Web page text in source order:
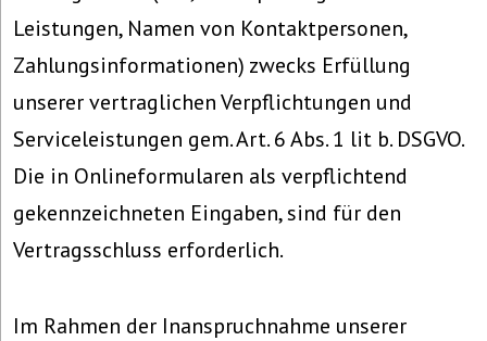
Leistungen, Namen von Kontaktpersonen,
Zahlungsinformationen) zwecks Erfüllung
unserer vertraglichen Verpflichtungen und
Serviceleistungen gem. Art. 6 Abs. 1 lit b. DSGVO.
Die in Onlineformularen als verpflichtend
gekennzeichneten Eingaben, sind für den
Vertragsschluss erforderlich.
Im Rahmen der Inanspruchnahme unserer